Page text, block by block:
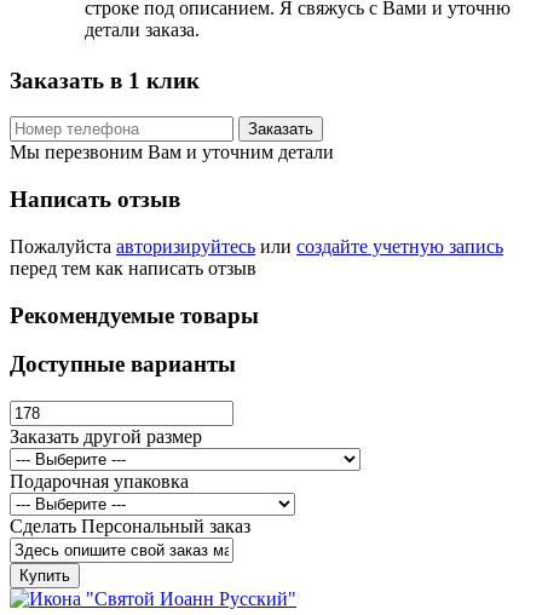
строке под описанием. Я свяжусь с Вами и уточню
детали заказа.
Заказать в 1 клик
Заказать
Мы перезвоним Вам и уточним детали
Написать отзыв
Пожалуйста авторизируйтесь или создайте учетную запись
перед тем как написать отзыв
Рекомендуемые товары
Доступные варианты
Заказать другой размер
Подарочная упаковка
Сделать Персональный заказ
Купить